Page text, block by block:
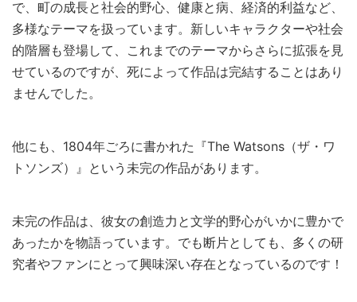
で、町の成長と社会的野心、健康と病、経済的利益など、
多様なテーマを扱っています。新しいキャラクターや社会
的階層も登場して、これまでのテーマからさらに拡張を見
せているのですが、死によって作品は完結することはあり
ませんでした。
他にも、1804年ごろに書かれた『The Watsons（ザ・ワ
トソンズ）』という未完の作品があります。
未完の作品は、彼女の創造力と文学的野心がいかに豊かで
あったかを物語っています。でも断片としても、多くの研
究者やファンにとって興味深い存在となっているのです！